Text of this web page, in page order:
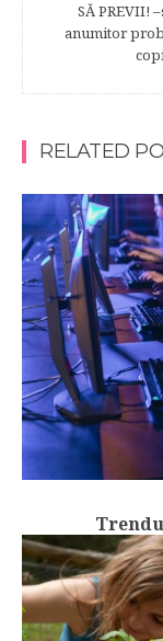
SĂ PREVII!
anumitor
RELATED